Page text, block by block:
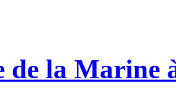
de la Marine